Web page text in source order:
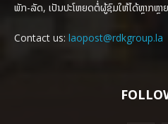
ພັກ-ລັດ, ເປັນປະໂຫຍດຕໍ່ຜູ້ຊົມໃຫ້ໄດ້ຫຼາກຫຼ
Contact us: laopost@rdkgroup.la